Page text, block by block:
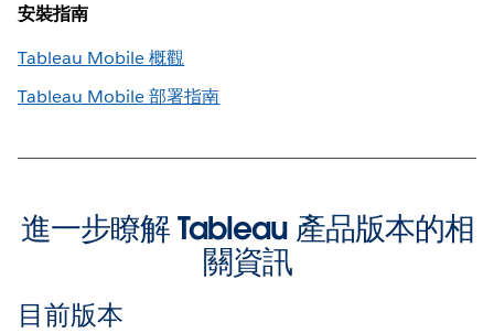
安裝指南
Tableau Mobile 概觀
Tableau Mobile 部署指南
進一步瞭解 Tableau 產品版本的相
關資訊
目前版本